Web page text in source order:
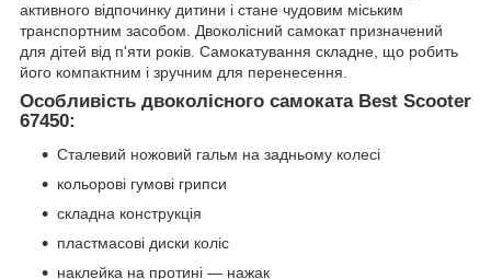
активного відпочинку дитини і стане чудовим міським
транспортним засобом. Двоколісний самокат призначений
для дітей від п'яти років. Самокатування складне, що робить
його компактним і зручним для перенесення.
Особливість двоколісного самоката Best Scooter
67450:
Сталевий ножовий гальм на задньому колесі
кольорові гумові грипси
складна конструкція
пластмасові диски коліс
наклейка на протині — нажак